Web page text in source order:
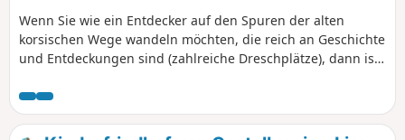
Wenn Sie wie ein Entdecker auf den Spuren der alten
korsischen Wege wandeln möchten, die reich an Geschichte
und Entdeckungen sind (zahlreiche Dreschplätze), dann ist
Ihnen außergewöhnliche Ausblicke auf die Golfes di Lava
und Sagone zu Ihrer Rechten sowie auf das korsische
Hochgebirge. Nach einer Stunde Wanderung eröffnen sich